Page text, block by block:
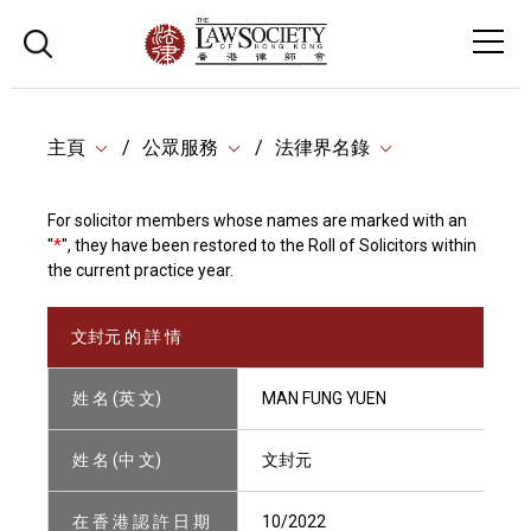
主頁 公眾服務 法律界名錄
For solicitor members whose names are marked with an
"*", they have been restored to the Roll of Solicitors within
the current practice year.
文封元 的 詳 情
姓 名 (英 文) MAN FUNG YUEN
姓 名 (中 文) 文封元
在 香 港 認 許 日 期 10/2022